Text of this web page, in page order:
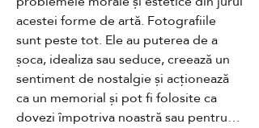
acestei forme de artă. Fotografiile
sunt peste tot. Ele au puterea de a
șoca, idealiza sau seduce, creează un
sentiment de nostalgie și acționează
ca un memorial și pot fi folosite ca
dovezi împotriva noastră sau pentru a